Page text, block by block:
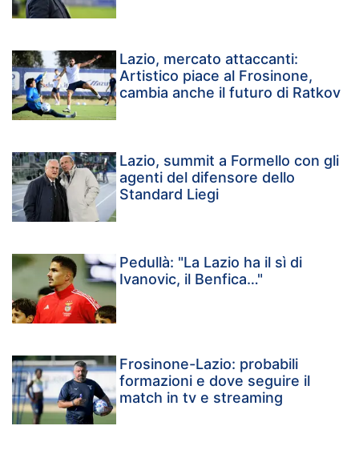
Lazio, mercato attaccanti:
Artistico piace al Frosinone,
cambia anche il futuro di Ratkov
Lazio, summit a Formello con gli
agenti del difensore dello
Standard Liegi
Pedullà: "La Lazio ha il sì di
Ivanovic, il Benfica…"
Frosinone-Lazio: probabili
formazioni e dove seguire il
match in tv e streaming